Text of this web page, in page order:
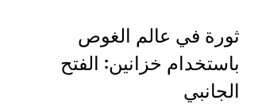
ثورة في عالم الغوص
باستخدام خزانين: الفتح
الجانبي